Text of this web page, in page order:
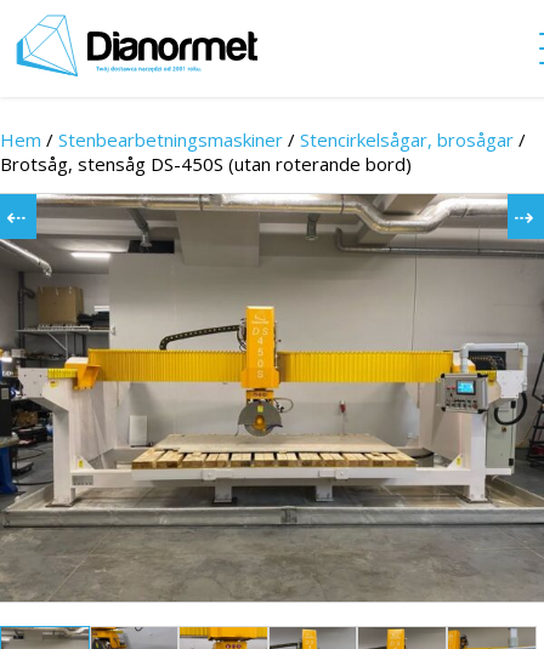
Hem / Stenbearbetningsmaskiner / Stencirkelsågar, brosågar /
Brotsåg, stensåg DS-450S (utan roterande bord)